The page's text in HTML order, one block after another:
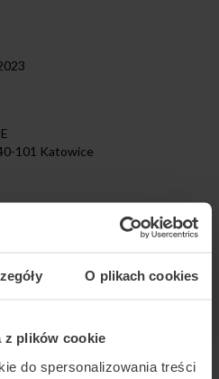
O plikach cookies
z plików cookie
do spersonalizowania treści
101 Katowice